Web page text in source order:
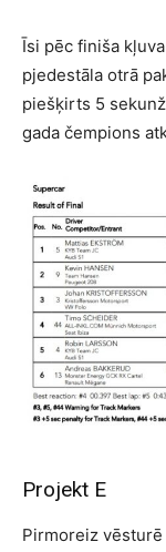
Īsi pēc finiša
pjedestāla otrā
piešķirts 5
gada čempions
Projekt E
Pirmoreiz